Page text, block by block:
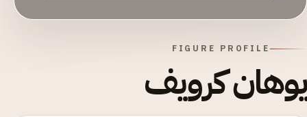
FIGURE PROFILE
يوهان كرويف